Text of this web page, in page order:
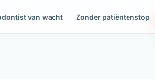
van wacht Zonder patiëntenstop